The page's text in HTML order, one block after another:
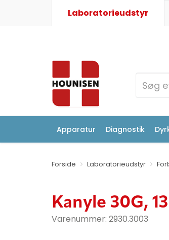
Laboratorieudstyr
Apparatur Diagnostik
Forside Laboratorieudstyr
Kanyle 30G,
Varenummer: 2930.3003